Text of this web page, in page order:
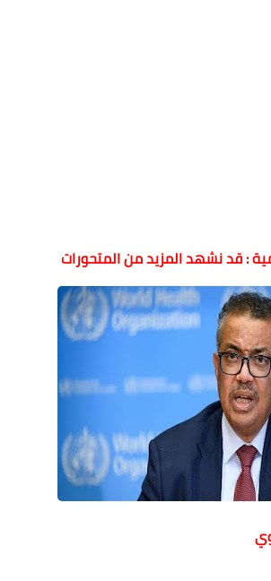
: قد نشهد المزيد من المتحورات